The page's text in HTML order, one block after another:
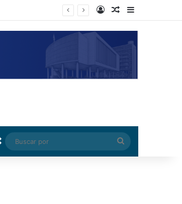
Log InRandom Article
Sidebar
Random Article
Buscar
por